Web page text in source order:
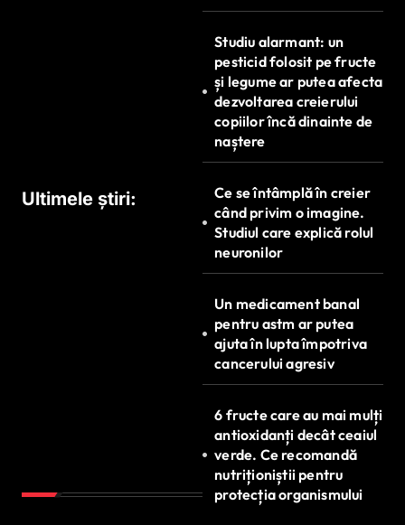
Ultimele știri:
Studiu alarmant: un
pesticid folosit pe fructe
și legume ar putea afecta
dezvoltarea creierului
copiilor încă dinainte de
naștere
Ce se întâmplă în creier
când privim o imagine.
Studiul care explică rolul
neuronilor
Un medicament banal
pentru astm ar putea
ajuta în lupta împotriva
cancerului agresiv
6 fructe care au mai mulți
antioxidanți decât ceaiul
verde. Ce recomandă
nutriționiștii pentru
protecția organismului